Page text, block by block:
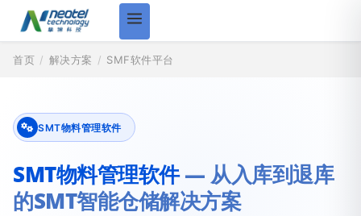
首页 / 解决方案 / SMF软件平台
SMT物料管理软件
SMT物料管理软件— 从入库到退库
的SMT智能仓储解决方案